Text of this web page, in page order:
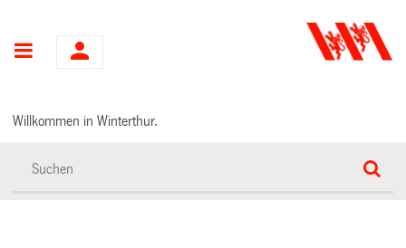
Hauptnavigation
Willkommen in Winterthur.